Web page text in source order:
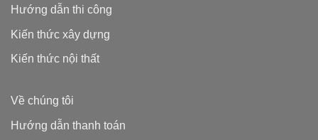
Hướng dẫn thi công
Kiến thức xây dựng
Kiến thức nội thất
Về chúng tôi
Hướng dẫn thanh toán